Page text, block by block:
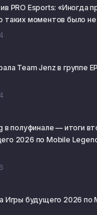
PRO Esports: «Иногда
таких моментов было
Team Jenz в группе
в полуфинале — итоги
2026 по Mobile
Игры будущего 2026 по